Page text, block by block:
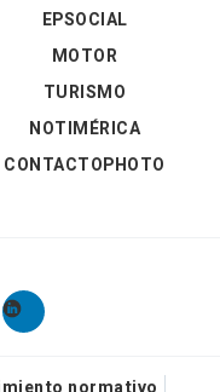
EPSOCIAL
MOTOR
TURISMO
NOTIMÉRICA
CONTACTOPHOTO